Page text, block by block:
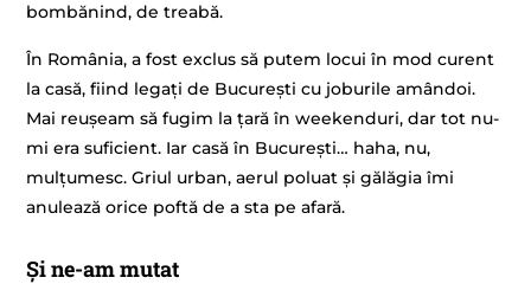
bombănind, de treabă.
În România, a fost exclus să putem locui în mod curent
la casă, fiind legați de București cu joburile amândoi.
Mai reușeam să fugim la țară în weekenduri, dar tot nu-
mi era suficient. Iar casă în București… haha, nu,
mulțumesc. Griul urban, aerul poluat și gălăgia îmi
anulează orice poftă de a sta pe afară.
Și ne-am mutat